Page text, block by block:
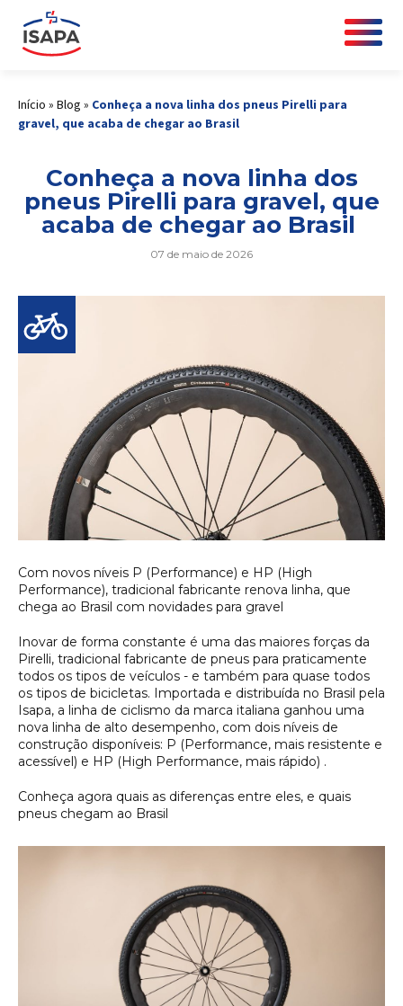
Início » Blog » Conheça a nova linha dos pneus Pirelli para
gravel, que acaba de chegar ao Brasil
Conheça a nova linha dos
pneus Pirelli para gravel, que
acaba de chegar ao Brasil
07 de maio de 2026
Com novos níveis P (Performance) e HP (High
Performance), tradicional fabricante renova linha, que
chega ao Brasil com novidades para gravel
Inovar de forma constante é uma das maiores forças da
Pirelli, tradicional fabricante de pneus para praticamente
todos os tipos de veículos - e também para quase todos
os tipos de bicicletas. Importada e distribuída no Brasil pela
Isapa, a linha de ciclismo da marca italiana ganhou uma
nova linha de alto desempenho, com dois níveis de
construção disponíveis: P (Performance, mais resistente e
acessível) e HP (High Performance, mais rápido) .
Conheça agora quais as diferenças entre eles, e quais
pneus chegam ao Brasil